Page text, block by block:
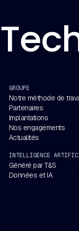
GROUPE
Notre méthode de
Partenaires
Implantations
Nos engagements
Actualités
INTELLIGENCE
Généré par T&S
Données et IA